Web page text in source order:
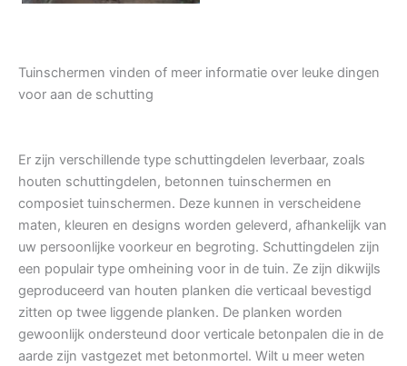
Tuinschermen vinden of meer informatie over leuke dingen
voor aan de schutting
Er zijn verschillende type schuttingdelen leverbaar, zoals
houten schuttingdelen, betonnen tuinschermen en
composiet tuinschermen. Deze kunnen in verscheidene
maten, kleuren en designs worden geleverd, afhankelijk van
uw persoonlijke voorkeur en begroting. Schuttingdelen zijn
een populair type omheining voor in de tuin. Ze zijn dikwijls
geproduceerd van houten planken die verticaal bevestigd
zitten op twee liggende planken. De planken worden
gewoonlijk ondersteund door verticale betonpalen die in de
aarde zijn vastgezet met betonmortel. Wilt u meer weten